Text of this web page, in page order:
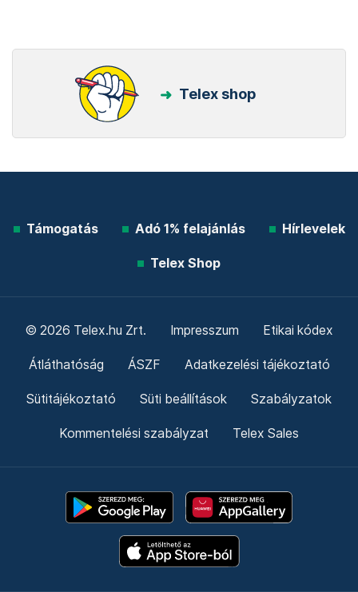
Telex shop
Támogatás Adó 1% felajánlás Hírlevelek
Telex Shop
© 2026 Telex.hu Zrt. Impresszum Etikai kódex
Átláthatóság ÁSZF Adatkezelési tájékoztató
Sütitájékoztató Süti beállítások Szabályzatok
Kommentelési szabályzat Telex Sales